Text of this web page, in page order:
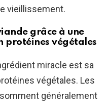
vieillissement.
grâce à une
protéines végétales
miracle est sa
végétales. Les
généralement